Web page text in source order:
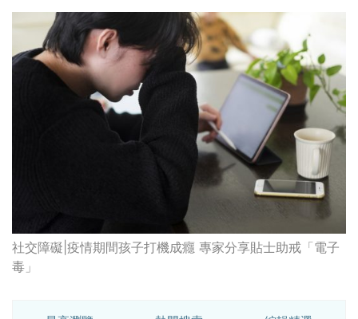
社交障礙|疫情期間孩子打機成癮 專家分享貼士助戒「電子
毒」